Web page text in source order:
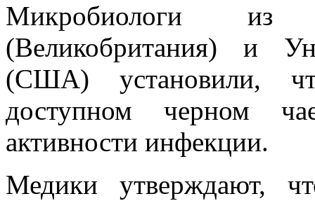
Микробиологи из
(Великобритания) и
(США) установили,
доступном черном
активности инфекции.
Медики утверждают,